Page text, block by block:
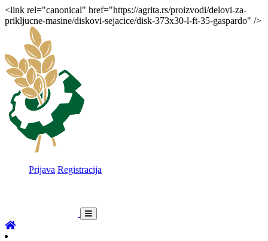
<link rel="canonical" href="https://agrita.rs/proizvodi/delovi-za-
prikljucne-masine/diskovi-sejacice/disk-373x30-l-ft-35-gaspardo" />
Prijava Registracija